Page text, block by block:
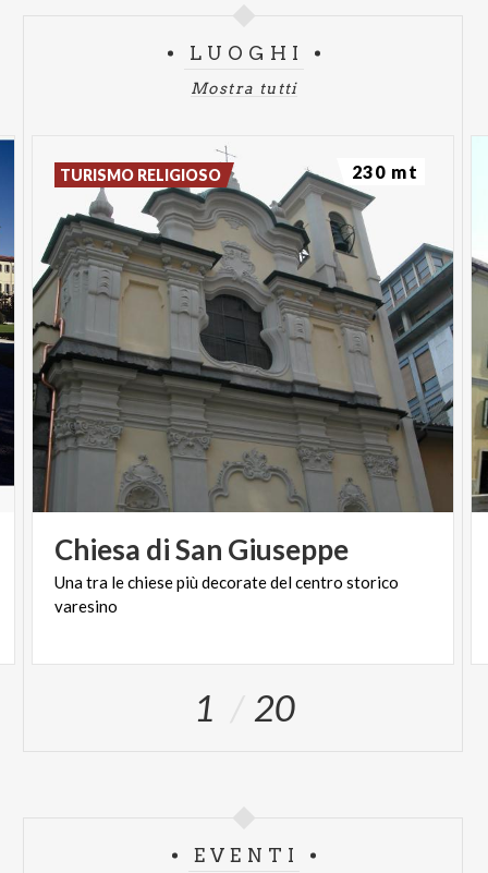
LUOGHI
Mostra tutti
Chiesa diSan Giuseppe
Unatra lechiesepiùdecoratedelcentro storico
varesino
TURISMO RELIGIOSO 230 mt
1 20
EVENTI